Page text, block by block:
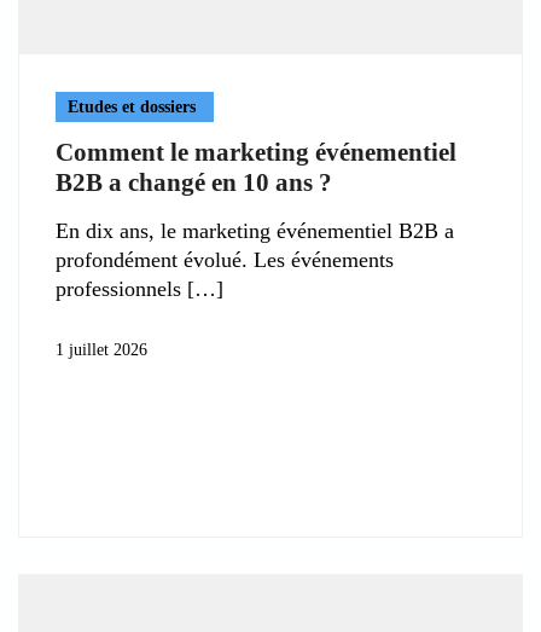
Etudes et dossiers
Comment le marketing événementiel
B2B a changé en 10 ans ?
En dix ans, le marketing événementiel B2B a
profondément évolué. Les événements
professionnels
1 juillet 2026